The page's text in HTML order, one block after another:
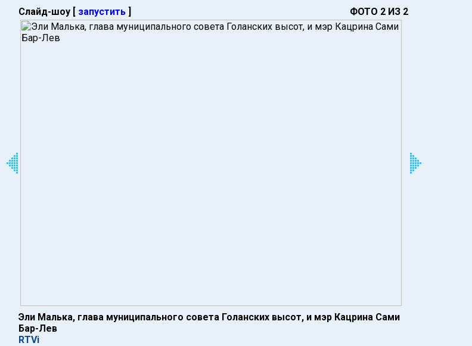
Слайд-шоу [ запустить ] ФОТО 2 ИЗ 2
Эли Малька, глава муниципального совета Голанских высот, и мэр Кацрина Сами
Бар-Лев
RTVi